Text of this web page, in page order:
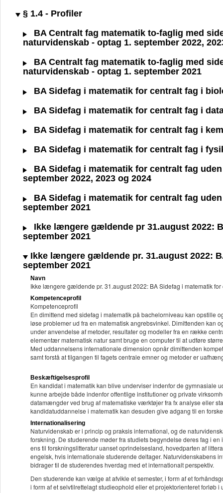
§ 1.4 - Profiler
BA Centralt fag matematik to-faglig med
naturvidenskab - optag 1. september 2022,
BA Centralt fag matematik to-faglig med
naturvidenskab - optag 1. september 2021
BA Sidefag i matematik for centralt fag i
BA Sidefag i matematik for centralt fag i
BA Sidefag i matematik for centralt fag i
BA Sidefag i matematik for centralt fag i
BA Sidefag i matematik for centralt fag
september 2022, 2023 og 2024
BA Sidefag i matematik for centralt fag
september 2021
Ikke længere gældende pr 31.august 2022:
september 2021
Ikke længere gældende pr. 31.august 2022:
september 2021
Navn
Ikke længere gældende pr. 31.august 2022: BA Sidefag i matematik
Kompetenceprofil
Kompetenceprofil
En dimittend med sidefag i matematik på bachelorniveau kan
løse problemer ud fra en matematisk angrebsvinkel. Dimittenden
under anvendelse af metoder, resultater og modeller fra en række
elementær matematisk natur samt bruge en computer til at udføre
Med uddannelsens internationale dimension opnår dimittenden
samt forstå at tilgangen til fagets centrale emner og metoder er
Beskæftigelsesprofil
En kandidat i matematik kan blive underviser indenfor de gymnasiale
kunne arbejde både indenfor offentlige institutioner og private
datamængder ved brug af matematiske værktøjer fra fx analyse eller
kandidatuddannelse i matematik kan desuden give adgang til en
Internationalisering
Naturvidenskab er i princip og praksis international, og de
forskning. De studerende møder fra studiets begyndelse deres fag i
ens til forskningslitteratur uanset oprindelsesland, hovedparten af
engelsk, hvis internationale studerende deltager. Naturvidenskabens
bidrager til de studerendes hverdag med et internationalt perspektiv.
Den studerende kan vælge at afvikle et semester, i form af et
i form af et selvtilrettelagt studieophold eller et projektorienteret forløb i